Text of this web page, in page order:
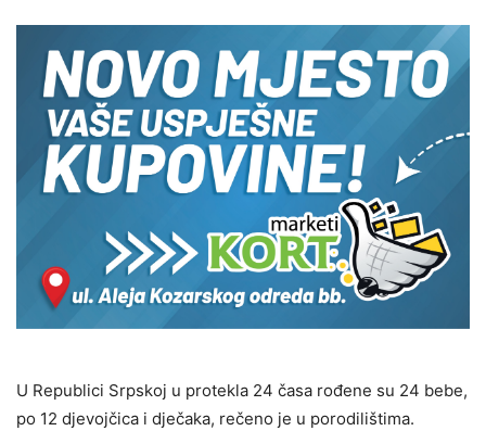
U Republici Srpskoj u protekla 24 časa rođene su 24 bebe,
po 12 djevojčica i dječaka, rečeno je u porodilištima.